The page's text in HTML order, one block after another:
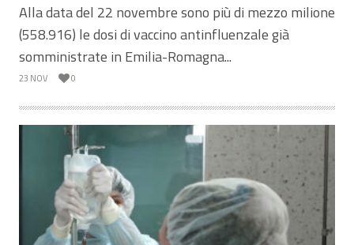
Alla data del 22 novembre sono più di mezzo milione
(558.916) le dosi di vaccino antinfluenzale già
somministrate in Emilia-Romagna...
23 NOV 0